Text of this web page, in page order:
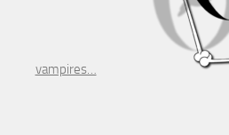
vampires…